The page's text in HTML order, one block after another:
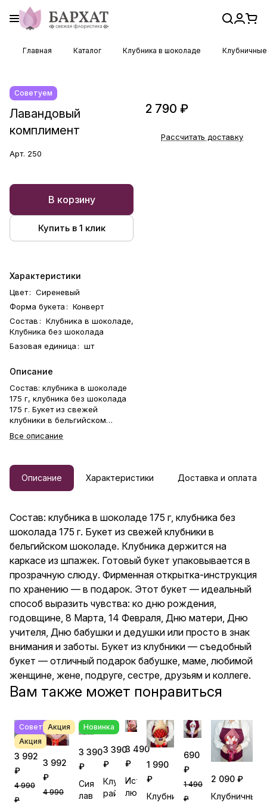
Главная Каталог Клубника в шоколаде
Советуем
Лавандовый
комплимент
Арт. 250
В корзину
Купить в 1 клик
Характеристики
Цвет: Сиреневый
Форма букета: Конверт
Состав: Клубника в шоколаде,
Клубника без шоколада
Базовая единица: шт
Описание
Состав: клубника в шоколаде
175 г, клубника без шоколада
175 г. Букет из свежей
клубники в бельгийском
на каркасе из шпажек. Готовый
прозрачную слюду. Фирменная
открытка-инструкция по
хранению — в подарок. Этот
рождения, годовщине, 8
Марта, 14 Февраля, Дню
матери, Дню учителя, Дню
бабушки и дедушки или просто
в знак внимания и заботы.
съедобный букет — отличный
подарок бабушке, маме,
любимой женщине, жене,
подруге, сестре, друзьям и
коллеге.
Все описание
2 790 ₽
Рассчитать доставку
Описание Характеристики Доставка и оплата
Состав: клубника в шоколаде 175 г, клубника без
шоколада 175 г. Букет из свежей клубники в
бельгийском шоколаде. Клубника держится на
каркасе из шпажек. Готовый букет упаковывается в
прозрачную слюду. Фирменная открытка-инструкция
по хранению — в подарок. Этот букет — идеальный
способ выразить чувства: ко дню рождения,
годовщине, 8 Марта, 14 Февраля, Дню матери, Дню
учителя, Дню бабушки и дедушки или просто в знак
внимания и заботы. Букет из клубники — съедобный
букет — отличный подарок бабушке, маме, любимой
женщине, жене, подруге, сестре, друзьям и коллеге.
Вам также может понравиться
Советуем
Акция
3 992
₽
4 990
₽
Акция
3 992
₽
4 990
Новинка
3 390
₽
Сияющая
лаванда
3 390
₽
Клубничный
рай
3 490
₽
История
любви
1 990
₽
Клубничный
690
₽
1 490
₽
2 090 ₽
Клубничный